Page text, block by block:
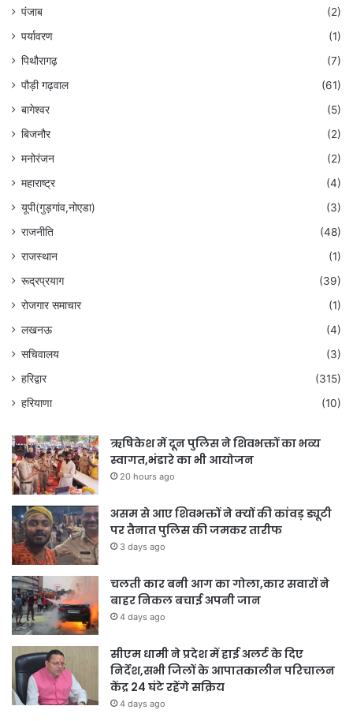
पंजाब
(2)
पर्यावरण
(1)
पिथौरागढ़
(7)
पौड़ी गढ़वाल
(61)
बागेश्वर
(5)
बिजनौर
(2)
मनोरंजन
(2)
महाराष्ट्र
(4)
यूपी(गुड़गांव,नोएडा)
(3)
राजनीति
(48)
राजस्थान
(1)
रूद्रप्रयाग
(39)
रोजगार समाचार
(1)
लखनऊ
(4)
सचिवालय
(3)
हरिद्वार
(315)
हरियाणा
(10)
ऋषिकेश में दून पुलिस ने शिवभक्तों का भव्य
स्वागत,भंडारे का भी आयोजन
20 hours ago
असम से आए शिवभक्तों ने क्यों की कांवड़ ड्यूटी
पर तैनात पुलिस की जमकर तारीफ
3 days ago
चलती कार बनी आग का गोला,कार सवारों ने
बाहर निकल बचाई अपनी जान
4 days ago
सीएम धामी ने प्रदेश में हाई अलर्ट के दिए
निर्देश,सभी जिलों के आपातकालीन परिचालन
केंद्र 24 घंटे रहेंगे सक्रिय
4 days ago